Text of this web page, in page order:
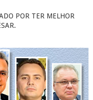
POR TER MELHOR